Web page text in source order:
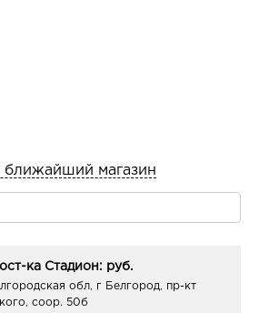
ближайший магазин
ка Стадион: руб.
обл, г Белгород, пр-кт
соор. 50б